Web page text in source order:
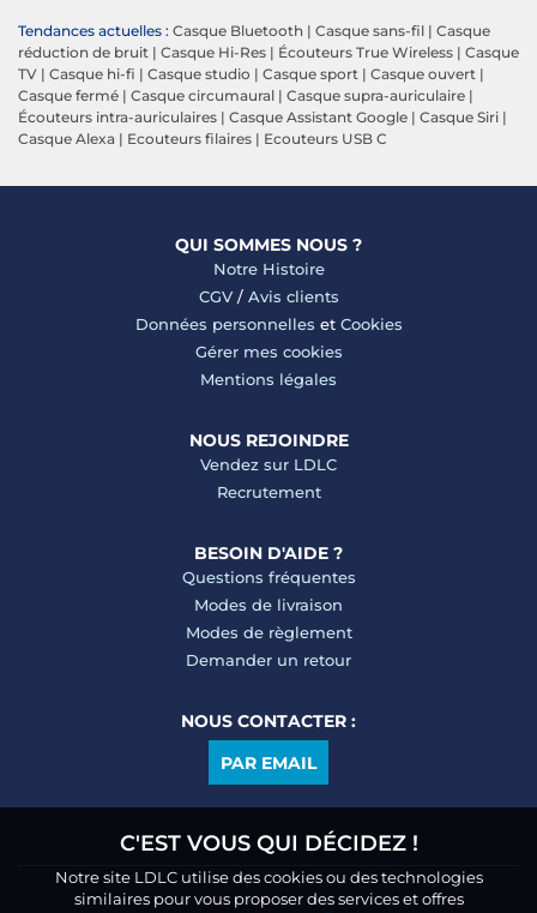
Tendances actuelles : Casque Bluetooth | Casque sans-fil | Casque
réduction de bruit | Casque Hi-Res | Écouteurs True Wireless | Casque
TV | Casque hi-fi | Casque studio | Casque sport | Casque ouvert |
Casque fermé | Casque circumaural | Casque supra-auriculaire |
Écouteurs intra-auriculaires | Casque Assistant Google | Casque Siri |
Casque Alexa | Ecouteurs filaires | Ecouteurs USB C
QUI SOMMES NOUS ?
Notre Histoire
CGV/ Avis clients
Données personnelles et Cookies
Gérer mes cookies
Mentions légales
NOUS REJOINDRE
Vendez sur LDLC
Recrutement
BESOIN D'AIDE ?
Questions fréquentes
Modes de livraison
Modes de règlement
Demander un retour
NOUS CONTACTER :
PAR EMAIL
C'EST VOUS QUI DÉCIDEZ !
Notre site LDLC utilise des cookies ou des technologies
similaires pour vous proposer des services et offres